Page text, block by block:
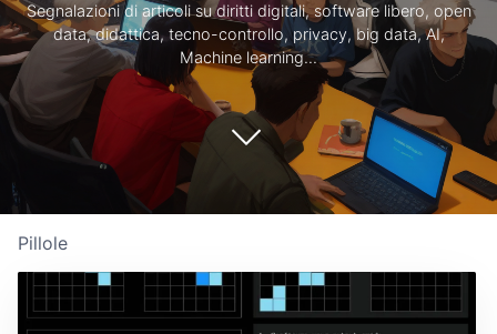
Segnalazioni di articoli su diritti digitali, software libero, open
data, didattica, tecno-controllo, privacy, big data, AI,
Machine learning...
Pillole